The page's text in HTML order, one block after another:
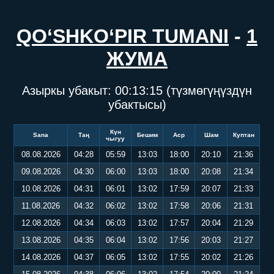
QO‘SHKO‘PIR TUMANI - 1
ЖУМА
Азыркы убакыт: 00:13:15 (түзмөгүңүздүн
убактысы)
Sana Таң
Күн
чыгуу
Бешим Аср Шам Куптан
08.08.2026 04:28 05:59 13:03 18:00 20:10
21:36
09.08.2026
04:30 06:00 13:03 18:00 20:08
21:34
10.08.2026
04:31 06:01 13:02 17:59 20:07
21:33
11.08.2026
04:32 06:02 13:02 17:58 20:06
21:31
12.08.2026
04:34 06:03 13:02 17:57 20:04
21:29
13.08.2026
04:35 06:04 13:02 17:56 20:03
21:27
14.08.2026
04:37 06:05 13:02 17:55 20:02
21:26